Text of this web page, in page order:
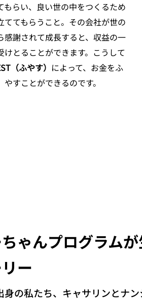
もらい、良い世の中をつくるため
ててもらうこと。その会社が世の
感謝されて成長すると、収益の一
けとることができます。こうして
（ふやす） によって、お金をふ
やすことができるのです。
ゃんプログラム
ー
身の私たち、キャサリンとナン